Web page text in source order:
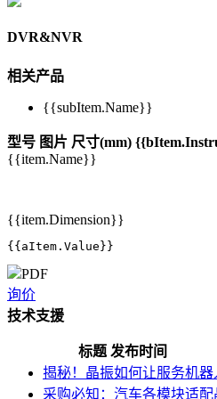
DVR&NVR
相关产品
{{subItem.Name}}
型号 图片 尺寸(mm)
{{item.Name}}
{{item.Dimension}}
{{aItem.Value}}
PDF
询价
技术支援
标题 发布时间
揭秘！晶振如何让服务机器
采购必知：汽车各模块适